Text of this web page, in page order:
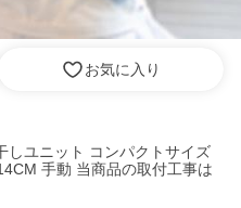
お気に入り
しユニット コンパクトサイズ
手動 当商品の取付工事は